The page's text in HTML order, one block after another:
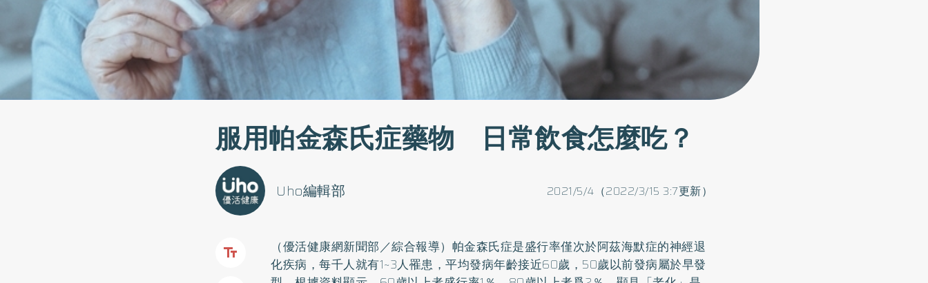
服用帕金森氏症藥物 日常飲食怎麼吃？
2021/5/4（2022/3/15 3:7更新）
Uho編輯部
（優活健康網新聞部／綜合報導）帕金森氏症是盛行率僅次於阿茲海默症的神經退
化疾病，每千人就有1~3人罹患，平均發病年齡接近60歲，50歲以前發病屬於早發